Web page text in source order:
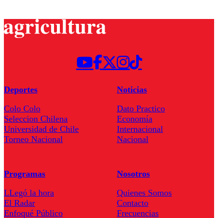
Deportes
Colo Colo
Seleccion Chilena
Universidad de Chile
Torneo Nacional
Noticias
Dato Practico
Economía
Internacional
Nacional
Programas
LLegó la hora
El Radar
Enfoqué Público
Nosotros
Quienes Somos
Contacto
Frecuencias